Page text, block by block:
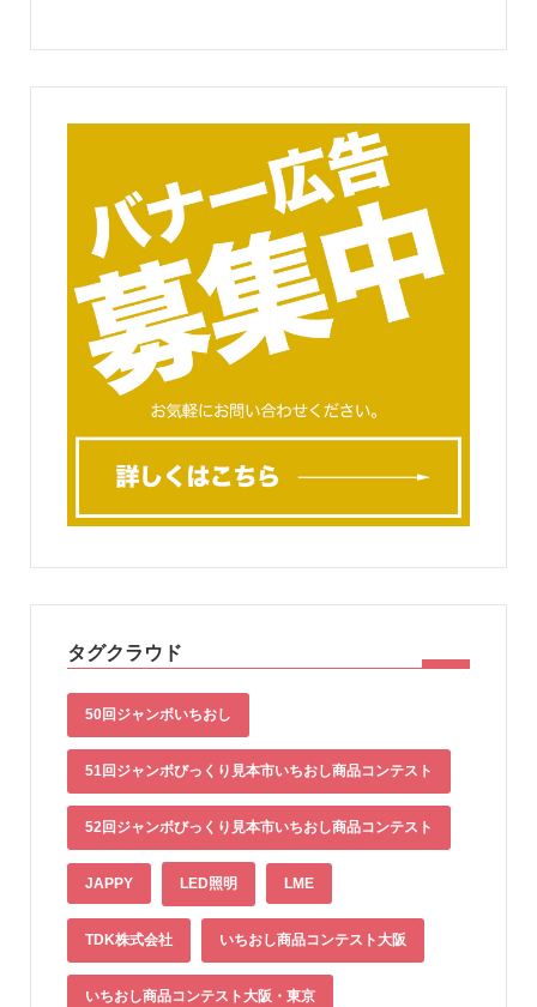
タグクラウド
50回ジャンボいちおし
51回ジャンボびっくり見本市いちおし商品コンテスト
52回ジャンボびっくり見本市いちおし商品コンテスト
JAPPY LED照明 LME
TDK株式会社 いちおし商品コンテスト大阪
いちおし商品コンテスト大阪・東京